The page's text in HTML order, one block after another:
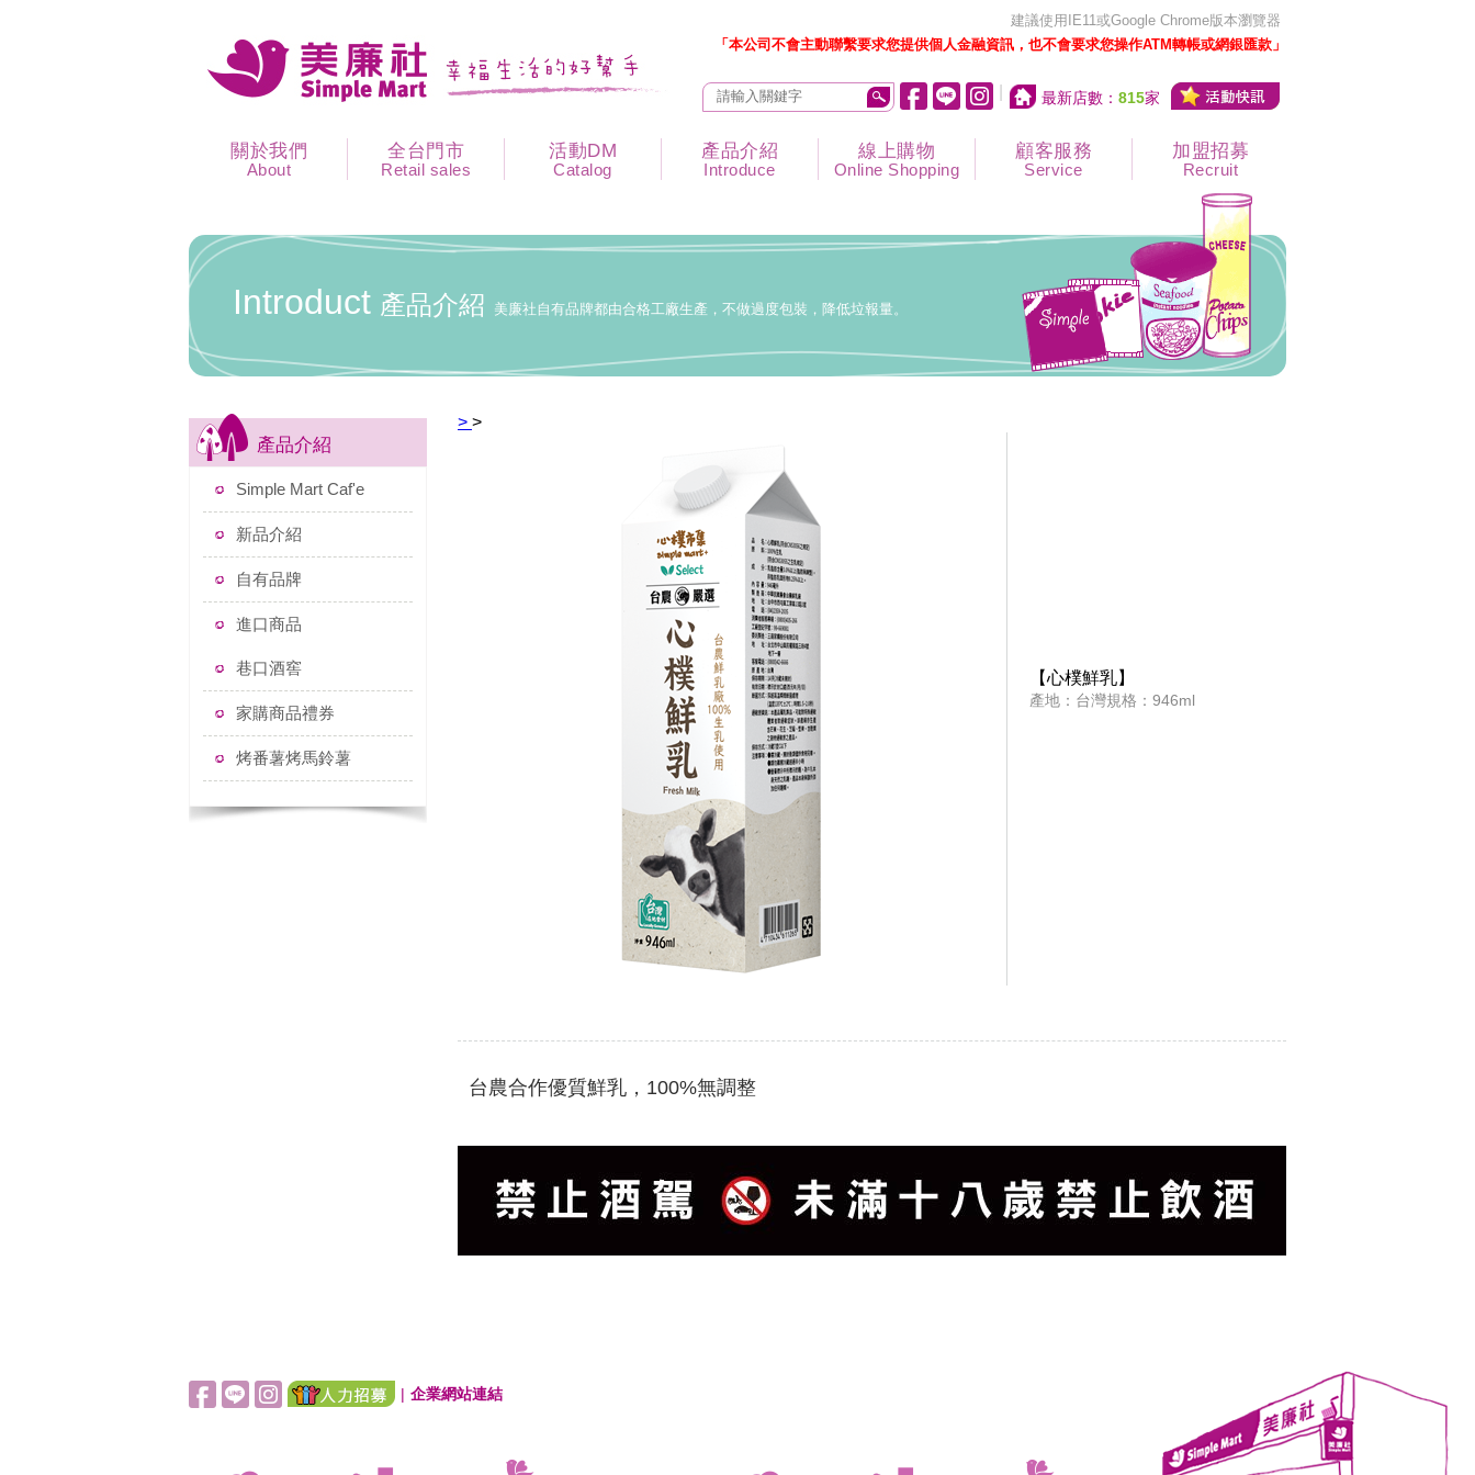
建議使用IE11或Google Chrome版本瀏覽器
「本公司不會主動聯繫要求您提供個人金融資訊，也不會要求您操作ATM轉帳或網銀匯款」
最新店數： 815家
關於我們
About
全台門市
Retail sales
活動DM
Catalog
產品介紹
Introduce
線上購物
Online Shopping
顧客服務
Service
加盟招募
Recruit
Introduct 產品介紹 美廉社自有品牌都由合格工廠生產，不做過度包裝，降低垃報量。
產品介紹
Simple Mart Caf'e
新品介紹
自有品牌
進口商品
巷口酒窖
家購商品禮券
烤番薯烤馬鈴薯
> >
【心樸鮮乳】
產地：台灣規格：946ml
台農合作優質鮮乳，100%無調整
| 企業網站連結